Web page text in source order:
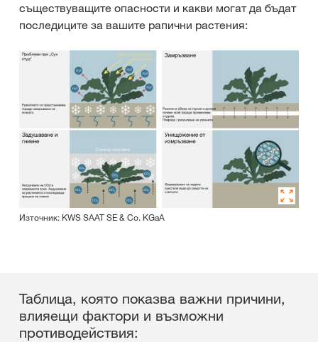
съществуващите опасности и какви могат да бъдат
последиците за вашите рапични растения:
Източник: KWS SAAT SE & Co. KGaA
Таблица, която показва важни причини,
влияещи фактори и възможни
противодействия: